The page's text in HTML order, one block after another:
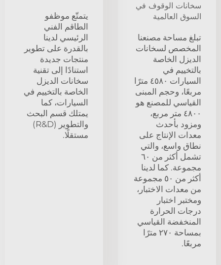
سخانات الوقوف في
السوق العالمية
تبلغ مساحة مصنعنا
المخصص لسخانات
الديزل الخاصة
بالتخييم في
السيارات ٤٥٨٠ مترًا
مربعًا، وحجم المبنى
القياسي للمصنع هو
٤٨٠٠ متر مربع،
ومزود بأحدث
معدات الإنتاج على
نطاق واسع، والتي
تشمل أكثر من ٦٠
مجموعة. كما لدينا
أكثر من ٥٠ مجموعة
من معدات الاختبار،
ومختبر اختبار
درجات الحرارة
المنخفضة القياسي
بمساحة ٢٧٠ مترًا
مربعًا.
يتمتّع موظفو
الطاقم الفني
الرئيسي لدينا
بالقدرة على تطوير
منتجات جديدة
استنادًا إلى تقنية
سخانات الديزل
الخاصة بالتخييم في
السيارات، كما
يمتلك قسم البحث
والتطوير (R&D)
مستقلًا.